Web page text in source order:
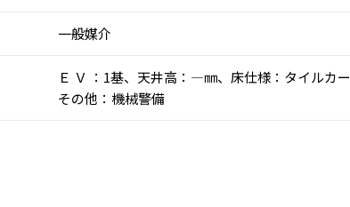
一般媒介
Ｅ Ｖ ：1基、天井高：―㎜、床仕様：タイル
その他：機械警備